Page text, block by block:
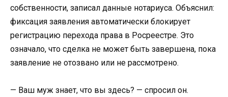
собственности, записал данные нотариуса. Объяснил:
фиксация заявления автоматически блокирует
регистрацию перехода права в Росреестре. Это
означало, что сделка не может быть завершена, пока
заявление не отозвано или не рассмотрено.
— Ваш муж знает, что вы здесь? — спросил он.